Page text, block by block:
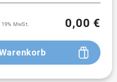
MwSt. 0,00 €